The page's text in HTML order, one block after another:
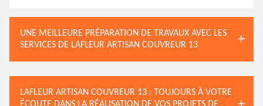
UNE MEILLEURE PRÉPARATION DE TRAVAUX AVEC LES
SERVICES DE LAFLEUR ARTISAN COUVREUR 13
LAFLEUR ARTISAN COUVREUR 13 : TOUJOURS À VOTRE